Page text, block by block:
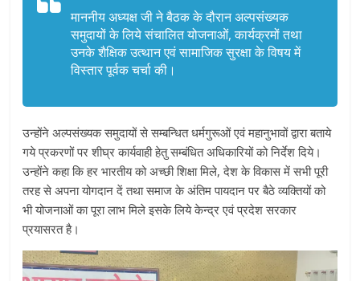
माननीय अध्यक्ष जी ने बैठक के दौरान अल्पसंख्यक
समुदायों के लिये संचालित योजनाओं, कार्यक्रमों तथा
उनके शैक्षिक उत्थान एवं सामाजिक सुरक्षा के विषय में
विस्तार पूर्वक चर्चा की।
उन्होंने अल्पसंख्यक समुदायों से सम्बन्धित धर्मगुरूओं एवं महानुभावों द्वारा बताये
गये प्रकरणों पर शीघ्र कार्यवाही हेतु सम्बंधित अधिकारियों को निर्देश दिये।
उन्होंने कहा कि हर भारतीय को अच्छी शिक्षा मिले, देश के विकास में सभी पूरी
तरह से अपना योगदान दें तथा समाज के अंतिम पायदान पर बैठे व्यक्तियों को
भी योजनाओं का पूरा लाभ मिले इसके लिये केन्द्र एवं प्रदेश सरकार
प्रयासरत है।